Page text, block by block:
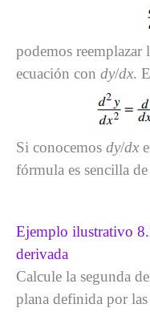
podemos reemplazar
ecuación con dy/dx.
Si conocemos dy/dx
fórmula es sencilla
Ejemplo ilustrativo
derivada
Calcule la segunda
plana definida por las